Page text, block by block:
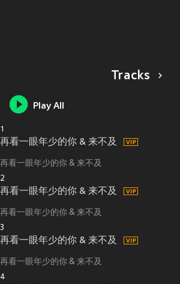
Tracks
Play All
1
再看一眼年少的你 & 来不及
再看一眼年少的你 & 来不及
2
再看一眼年少的你 & 来不及
再看一眼年少的你 & 来不及
3
再看一眼年少的你 & 来不及
再看一眼年少的你 & 来不及
4